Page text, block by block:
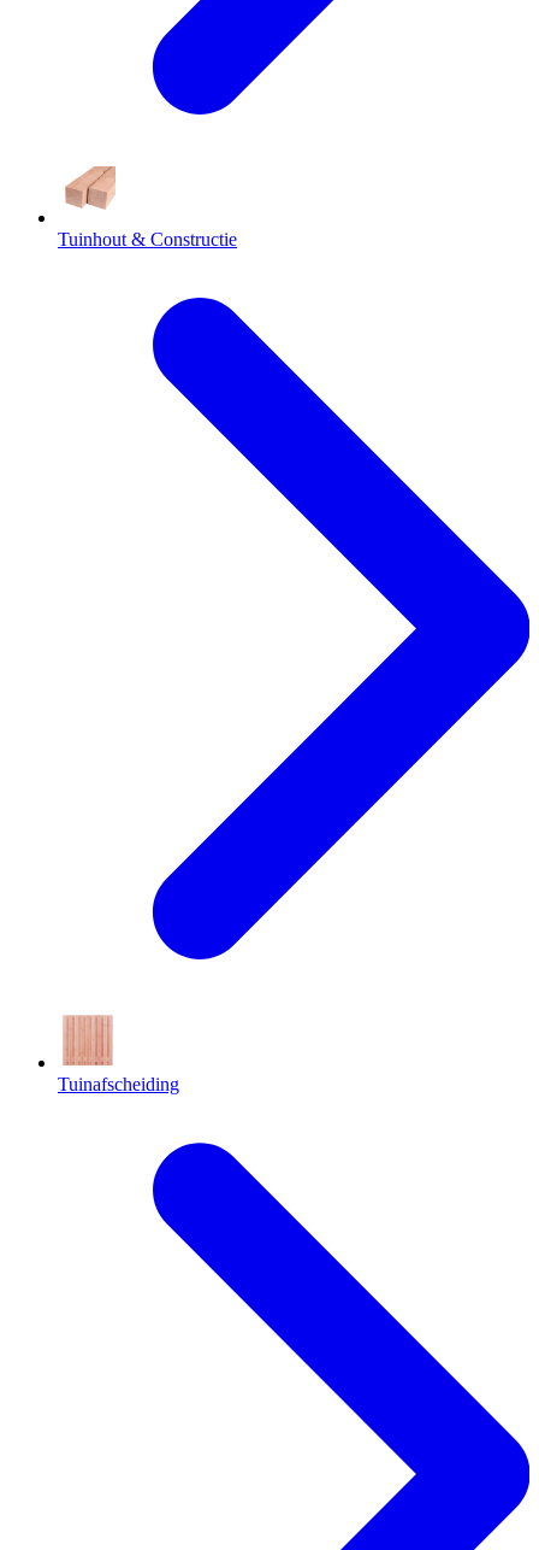
Tuinhout & Constructie
Tuinafscheiding